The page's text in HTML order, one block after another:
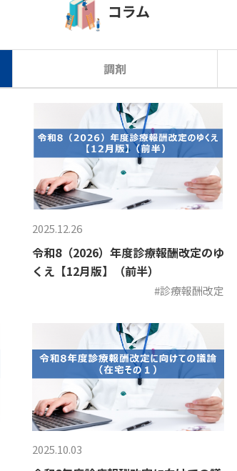
コラム
調剤
2025.12.26
令和8（2026）年度診療報酬改定のゆ
くえ【12月版】（前半）
#診療報酬改定
2025.10.03